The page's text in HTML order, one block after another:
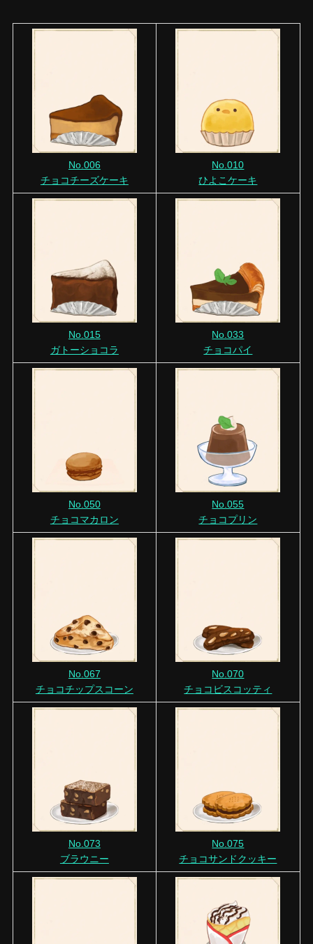
No.006
チョコチーズケーキ
No.010
ひよこケーキ
No.015
ガトーショコラ
No.033
チョコパイ
No.050
チョコマカロン
No.055
チョコプリン
No.067
チョコチップスコーン
No.070
チョコビスコッティ
No.073
ブラウニー
No.075
チョコサンドクッキー